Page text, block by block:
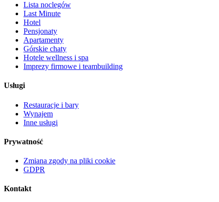
Lista noclegów
Last Minute
Hotel
Pensjonaty
Apartamenty
Górskie chaty
Hotele wellness i spa
Imprezy firmowe i teambuilding
Usługi
Restauracje i bary
Wynajem
Inne usługi
Prywatność
Zmiana zgody na pliki cookie
GDPR
Kontakt